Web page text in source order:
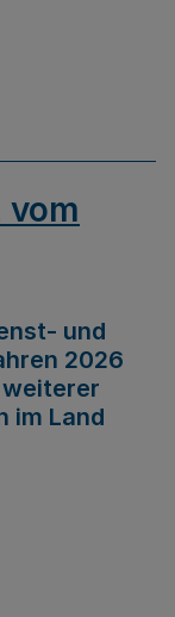
vom
und
2026
im Land